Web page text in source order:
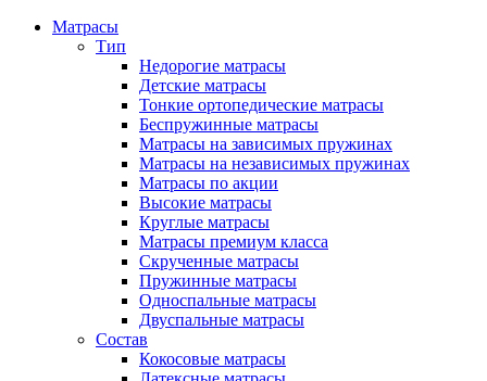
Матрасы
Тип
Недорогие матрасы
Детские матрасы
Тонкие ортопедические матрасы
Беспружинные матрасы
Матрасы на зависимых пружинах
Матрасы на независимых пружинах
Матрасы по акции
Высокие матрасы
Круглые матрасы
Матрасы премиум класса
Скрученные матрасы
Пружинные матрасы
Односпальные матрасы
Двуспальные матрасы
Состав
Кокосовые матрасы